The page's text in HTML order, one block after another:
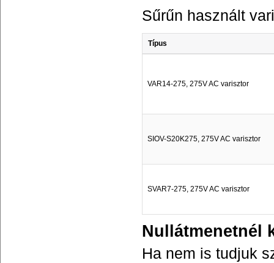
Sűrűn használt
Típus
VAR14-275, 275V AC varisztor
SIOV-S20K275, 275V AC varisztor
SVAR7-275, 275V AC varisztor
Nullátmenetnél
Ha nem is tudjuk